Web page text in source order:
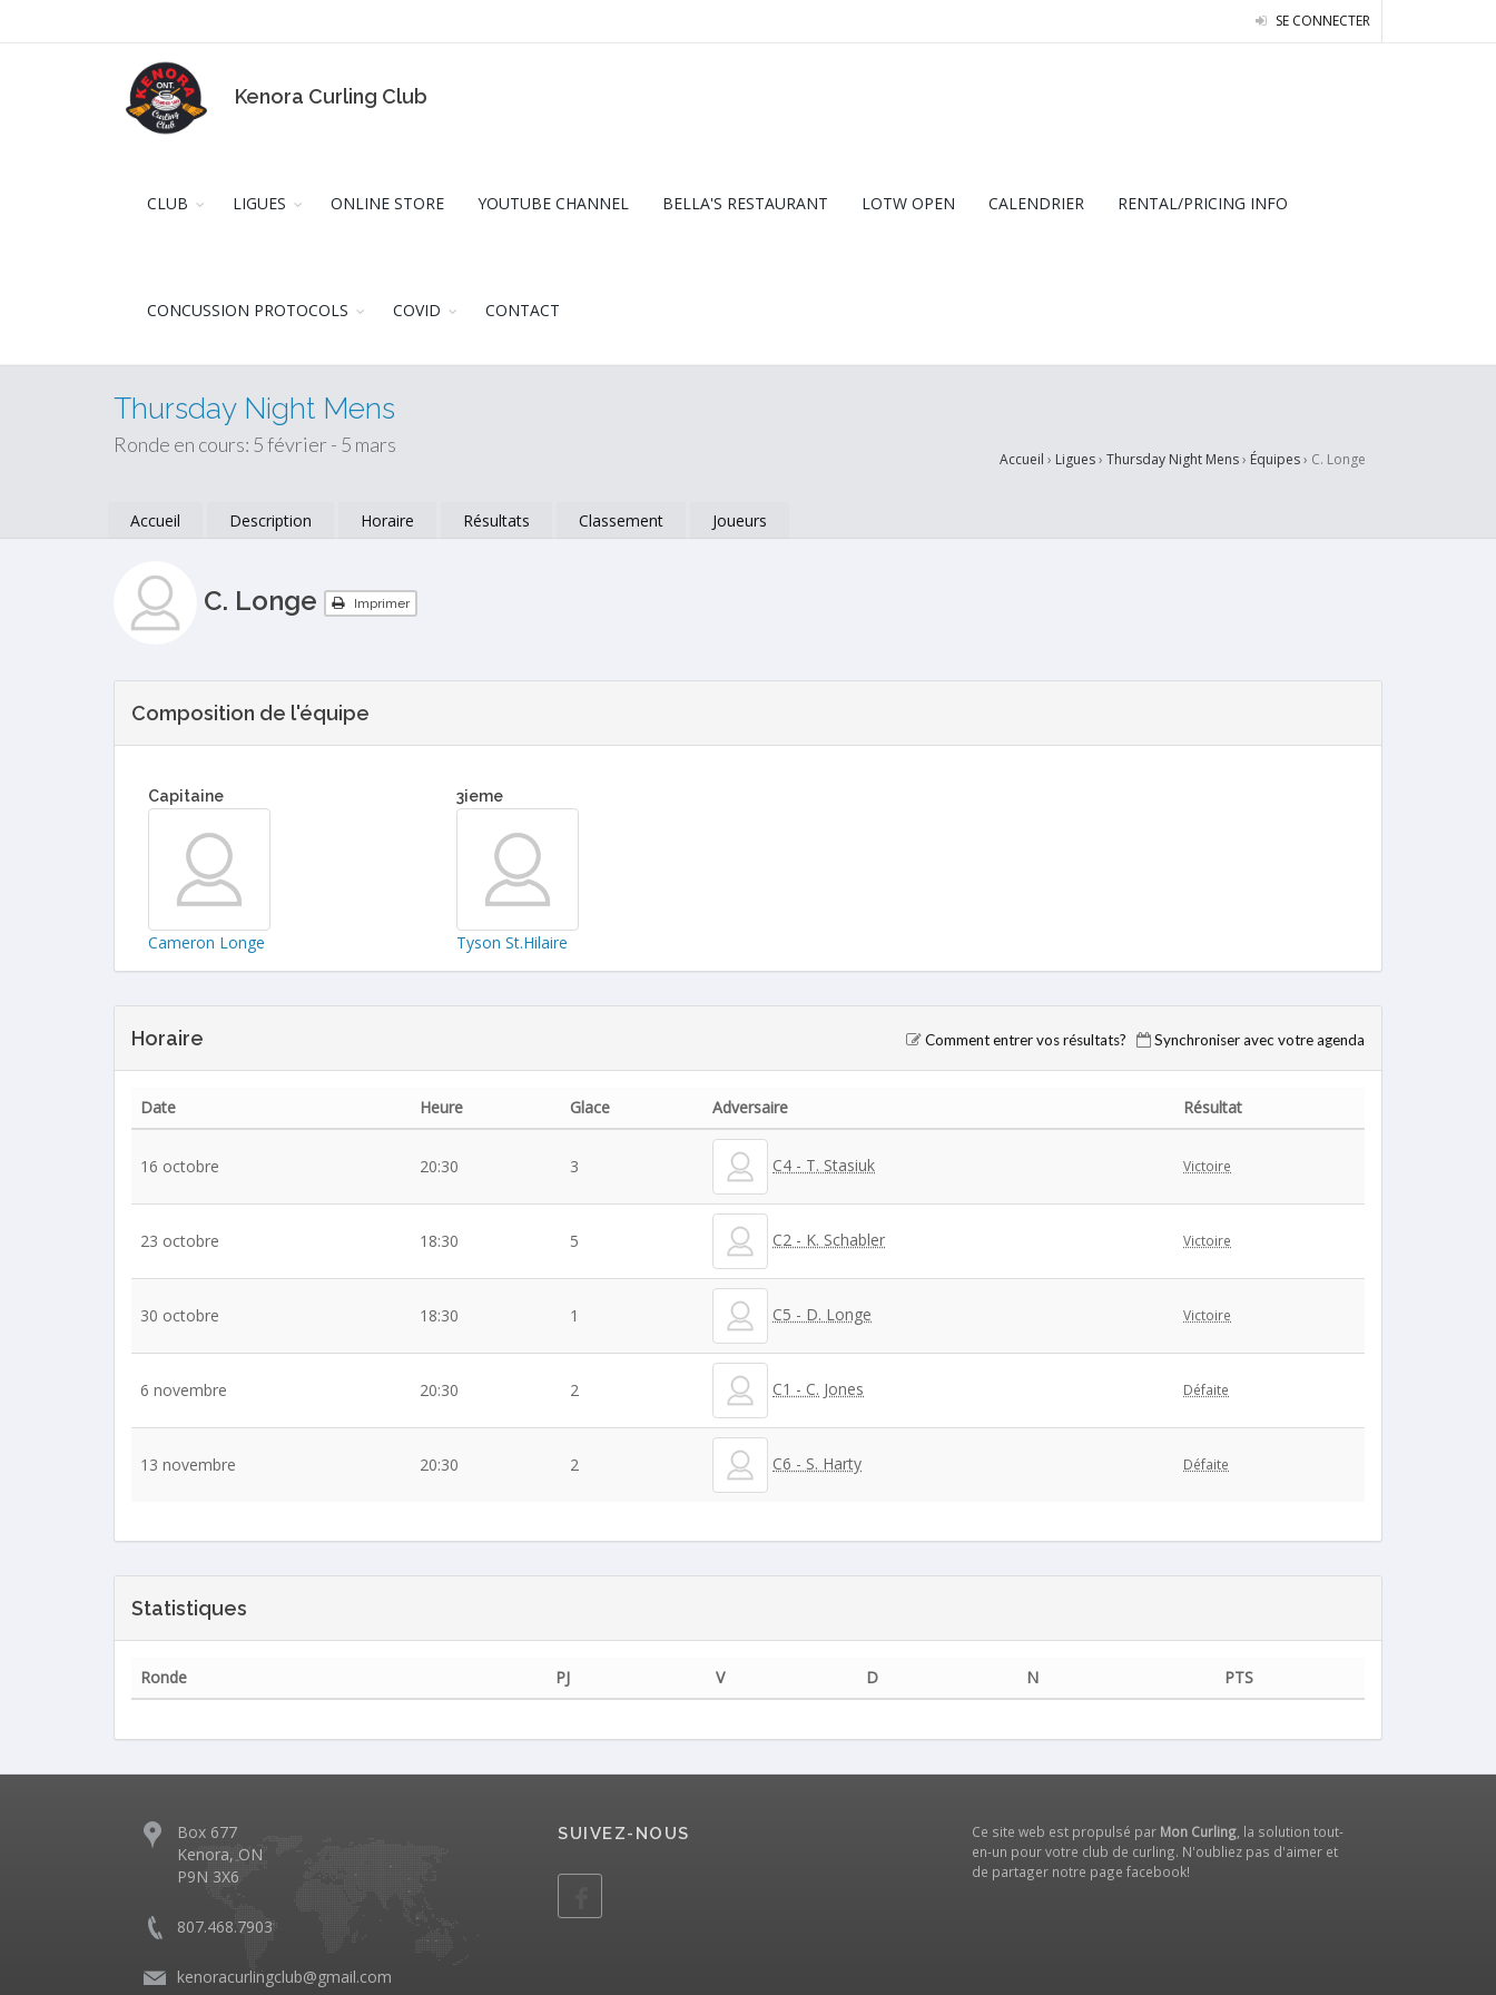
SE CONNECTER
Kenora Curling Club
CLUB LIGUES ONLINE STORE YOUTUBE CHANNEL BELLA'S RESTAURANT LOTW OPEN CALENDRIER RENTAL/PRICING INFO
CONCUSSION PROTOCOLS COVID CONTACT
Thursday Night Mens
Ronde en cours: 5 février - 5 mars
Accueil › Ligues› Thursday Night Mens› Équipes› C. Longe
Accueil Description Horaire Résultats Classement Joueurs
C. Longe Imprimer
Composition de l'équipe
Capitaine
Cameron Longe
3ieme
Tyson St.Hilaire
Horaire Comment entrer vos résultats? Synchroniser avec votre agenda
Date Heure Glace Adversaire Résultat
16 octobre 20:30 3 C4 - T. Stasiuk Victoire
23 octobre 18:30 5 C2 - K. Schabler Victoire
30 octobre 18:30 1 C5 - D. Longe Victoire
6 novembre 20:30 2 C1 - C. Jones Défaite
13 novembre 20:30 2 C6 - S. Harty Défaite
Statistiques
Ronde PJ V D N PTS
Box 677
Kenora, ON
P9N 3X6
807.468.7903
kenoracurlingclub@gmail.com
SUIVEZ-NOUS Ce site web est propulsé par Mon Curling , la solution tout-
en-un pour votre club de curling. N'oubliez pas d'aimer et
de partager notre page facebook!